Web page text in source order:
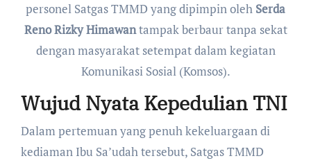
personel Satgas TMMD yang dipimpin oleh Serda
Reno Rizky Himawantampak berbaur tanpa sekat
dengan masyarakat setempat dalam kegiatan
Komunikasi Sosial (Komsos).
Wujud Nyata Kepedulian TNI
​Dalam pertemuan yang penuh kekeluargaan di
kediaman Ibu Sa’udah tersebut, Satgas TMMD